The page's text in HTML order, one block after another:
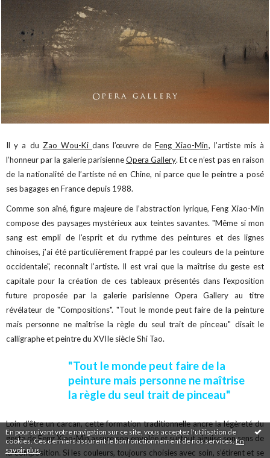
En poursuivant votre navigation sur ce site, vous acceptez l'utilisation de
cookies. Ces derniers assurent le bon fonctionnement de nos services.En
savoir plus .
Il y a du Zao Wou-Ki dans l’œuvre deFeng Xiao-Min, l’artiste mis à
l’honneur par la galerie parisienneOpera Gallery. Et ce n’est pas en raison
de la nationalité de l’artiste né en Chine, ni parce que le peintre a posé
ses bagages en France depuis 1988.
Comme son aîné, figure majeure de l’abstraction lyrique, Feng Xiao-Min
compose des paysages mystérieux aux teintes savantes. "Même si mon
sang est empli de l’esprit et du rythme des peintures et des lignes
chinoises, j’ai été particulièrement frappé par les couleurs de la peinture
occidentale", reconnaît l’artiste. Il est vrai que la maîtrise du geste est
capitale pour la création de ces tableaux présentés dans l’exposition
future proposée par la galerie parisienne Opera Gallery au titre
révélateur de "Compositions". "Tout le monde peut faire de la peinture
mais personne ne maîtrise la règle du seul trait de pinceau" disait le
calligraphe et peintre du XVIIe siècle Shi Tao.
"Tout le monde peut faire de la
peinture mais personne ne maîtrise
la règle du seul trait de pinceau"
Loin d’être un carcan, cette formation traditionnelle ancre la légèreté du
geste de Feng Xiao-Min assure son envolée et surtout aiguise son sens de
la composition. Si les couleurs, toujours choisies avec soin, s’étirent et se